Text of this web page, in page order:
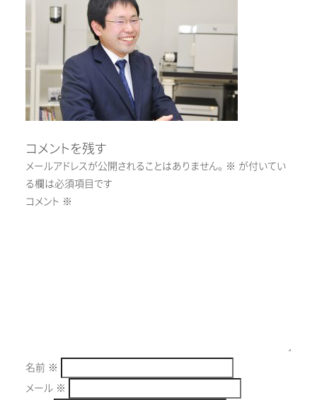
コメントを残す
メールアドレスが公開されることはありません。 ※ が付いてい
る欄は必須項目です
コメント ※
名前 ※
メール ※